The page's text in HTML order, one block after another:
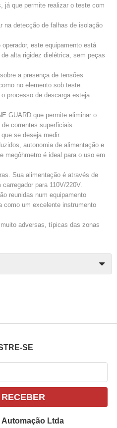
já que permite realizar o teste com
na detecção de falhas de isolação
este equipamento está
alta rigidez dielétrica, sem peças
a presença de tensões
no elemento sob teste.
processo de descarga esteja
GUARD que permite eliminar o
correntes superficiais.
se deseja medir.
autonomia de alimentação e
megôhmetro é ideal para o uso em
Sua alimentação é através de
para 110V/220V.
reunidas num equipamento
como um excelente instrumento
adversas, típicas das zonas
SE
Automação Ltda